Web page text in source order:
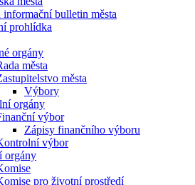
informační bulletin města
prohlídka
orgány
města
města
Výbory
orgány
výbor
Zápisy finančního výboru
výbor
orgány
pro životní prostředí